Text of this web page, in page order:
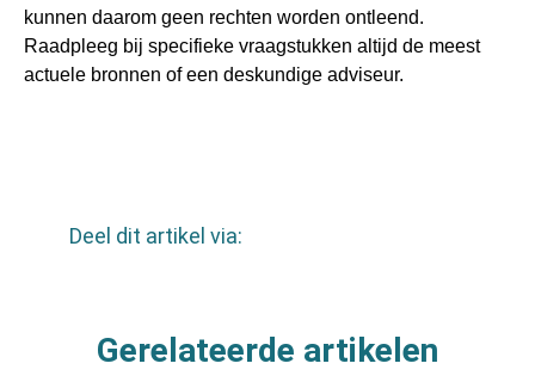
kunnen daarom geen rechten worden ontleend.
Raadpleeg bij specifieke vraagstukken altijd de meest
actuele bronnen of een deskundige adviseur.
Deel dit artikel via:
Gerelateerde artikelen